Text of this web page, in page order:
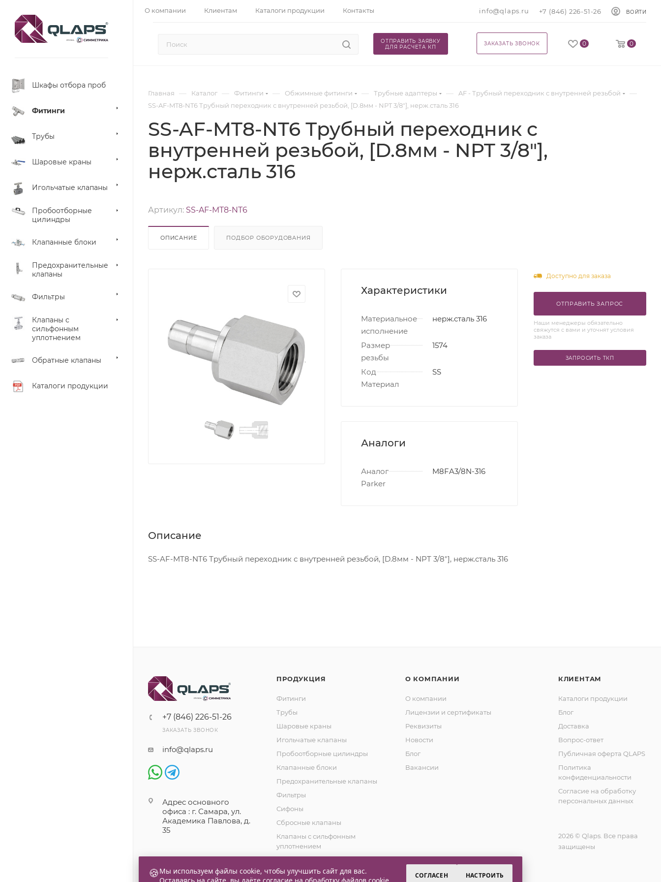
О компании Клиентам Каталоги продукции Контакты info@qlaps.ru +7 (846) 226-51-26 ВОЙТИ
0 0
ЗАКАЗАТЬ ЗВОНОК
ОТПРАВИТЬ ЗАЯВКУ
ДЛЯ РАСЧЕТА КП
Шкафы отбора проб
Фитинги
Трубы
Шаровые краны
Игольчатые клапаны
Пробоотборные
цилиндры
Клапанные блоки
Предохранительные
клапаны
Фильтры
Клапаны с
сильфонным
уплотнением
Обратные клапаны
Каталоги продукции
Главная — Каталог — Фитинги — Обжимные фитинги — Трубные адаптеры — AF - Трубный переходник с внутренней резьбой —
SS-AF-MT8-NT6 Трубный переходник с внутренней резьбой, [D.8мм - NPT 3/8"], нерж.сталь 316
SS-AF-MT8-NT6 Трубный переходник с
внутренней резьбой, [D.8мм - NPT 3/8"],
нерж.сталь 316
Артикул: SS-AF-MT8-NT6
ОПИСАНИЕ ПОДБОР ОБОРУДОВАНИЯ
Характеристики
Материальное
исполнение
нерж.сталь 316
Размер
резьбы
1574
Код
Материал
SS
Аналоги
Аналог
Parker
M8FA3/8N-316
Описание
SS-AF-MT8-NT6 Трубный переходник с внутренней резьбой, [D.8мм - NPT 3/8"], нерж.сталь 316
Доступно для заказа
ОТПРАВИТЬ ЗАПРОС
Наши менеджеры обязательно
свяжутся с вами и уточнят условия
заказа
ЗАПРОСИТЬ ТКП
+7 (846) 226-51-26
ЗАКАЗАТЬ ЗВОНОК
info@qlaps.ru
Адрес основного
офиса : г. Самара, ул.
Академика Павлова, д.
35
ПРОДУКЦИЯ
Фитинги
Трубы
Шаровые краны
Игольчатые клапаны
Пробоотборные цилиндры
Клапанные блоки
Предохранительные клапаны
Фильтры
Сифоны
Сбросные клапаны
Клапаны с сильфонным
уплотнением
О КОМПАНИИ
О компании
Лицензии и сертификаты
Реквизиты
Новости
Блог
Вакансии
КЛИЕНТАМ
Каталоги продукции
Блог
Доставка
Вопрос-ответ
Публичная оферта QLAPS
Политика
конфиденциальности
Согласие на обработку
персональных данных
2026 © Qlaps. Все права
защищены
🍪Мы используем файлы cookie, чтобы улучшить сайт для вас.
Оставаясь на сайте, вы даёте согласие на обработку файлов cookie СОГЛАСЕН НАСТРОИТЬ